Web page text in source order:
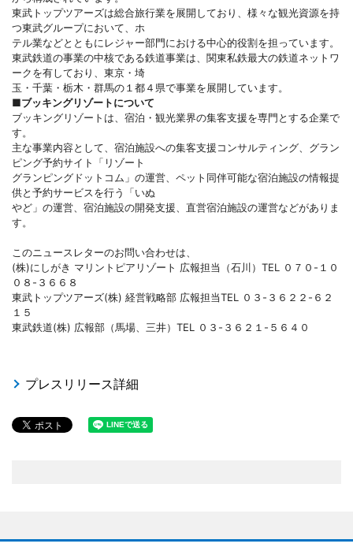
東武トップツアーズは総合旅行業を展開しており、様々な観光資源を持
つ東武グループにおいて、ホ
テル業などとともにレジャー部門における中心的役割を担っています。
東武鉄道の事業の中核である鉄道事業は、関東私鉄最大の鉄道ネットワ
ークを有しており、東京・埼
玉・千葉・栃木・群馬の１都４県で事業を展開しています。
■ブッキングリゾートについて
ブッキングリゾートは、宿泊・観光業界の集客支援を専門とする企業で
す。
主な事業内容として、宿泊施設への集客支援コンサルティング、グラン
ピング予約サイト「リゾート
グランピングドットコム」の運営、ペット同伴可能な宿泊施設の情報提
供と予約サービスを行う「いぬ
やど」の運営、宿泊施設の開発支援、直営宿泊施設の運営などがありま
す。
このニュースレターのお問い合わせは、
(株)にしがき マリントピアリゾート 広報担当（石川）TEL ０７０-１０
０８-３６６８
東武トップツアーズ(株) 経営戦略部 広報担当TEL ０３-３６２２-６２
１５
東武鉄道(株) 広報部（馬場、三井）TEL ０３-３６２１-５６４０
プレスリリース詳細